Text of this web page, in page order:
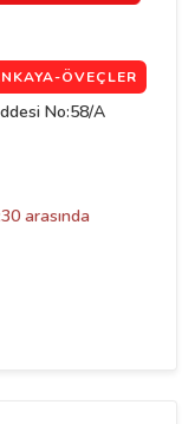
ÖVEÇLER
No:58/A
arasında